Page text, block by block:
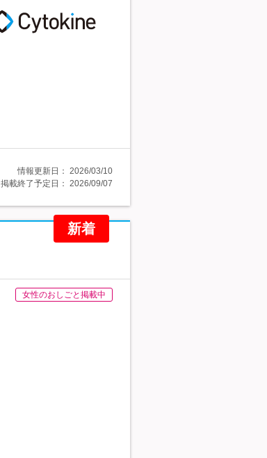
情報更新日： 2026/03/10
掲載終了予定日： 2026/09/07
新着
女性のおしごと掲載中